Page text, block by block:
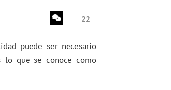
22
puede ser necesario
lo que se conoce como